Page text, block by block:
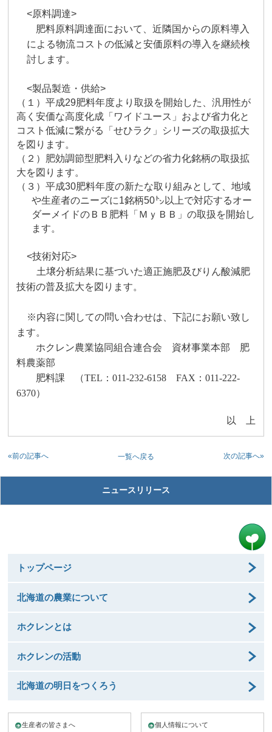
<原料調達>
肥料原料調達面において、近隣国からの原料導入
による物流コストの低減と安価原料の導入を継続検
討します。
<製品製造・供給>
（１）平成29肥料年度より取扱を開始した、汎用性が
高く安価な高度化成「ワイ ドユース」および省力化と
コスト低減に繋がる「せひラク」シリーズの取扱拡大
を図ります。
（２）肥効調節型肥料入りなどの省力化銘柄の取扱拡
大を図ります。
（３）平成30肥料年度の新たな取り組みとして、地域
や生産者のニーズに1銘柄50㌧以上で対応するオー
ダーメイドのＢＢ肥料「 ＭｙＢＢ」の取扱を開始し
ます。
<技術対応>
土壌分析結果に基づいた適正施肥及びりん酸減肥
技術の普及拡大を図ります。
※内容に関しての問い合わせは、下記にお願い致し
ます。
ホクレン農業協同組合連合会 資材事業本部 肥
料農薬部
肥料課 （TEL ：011-232-6158 FAX ：011-222-
6370）
以 上
一覧へ戻る
«前の記事へ 次の記事へ»
ニュースリリース
トップページ
北海道の農業について
ホクレンとは
ホクレンの活動
北海道の明日をつくろう
生産者の皆さまへ 個人情報について